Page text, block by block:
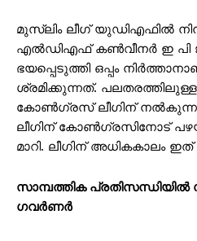
മുസ്ലിം ലീഗ് യുഡിഎഫിൽ
എൽഡിഎഫ് കൺവീനർ ഇ പി
ഭയപ്പെടുത്തി ഒപ്പം
ശ്രമിക്കുന്നത്.
കോൺഗ്രസ് ലീഗിന്
ലീഗിന് കോൺഗ്രസിനോട്
മാറി. ലീഗിന് അധികകാലം
സാമ്പത്തിക പ്രതിസന്ധിയിൽ
ഗവർണർ